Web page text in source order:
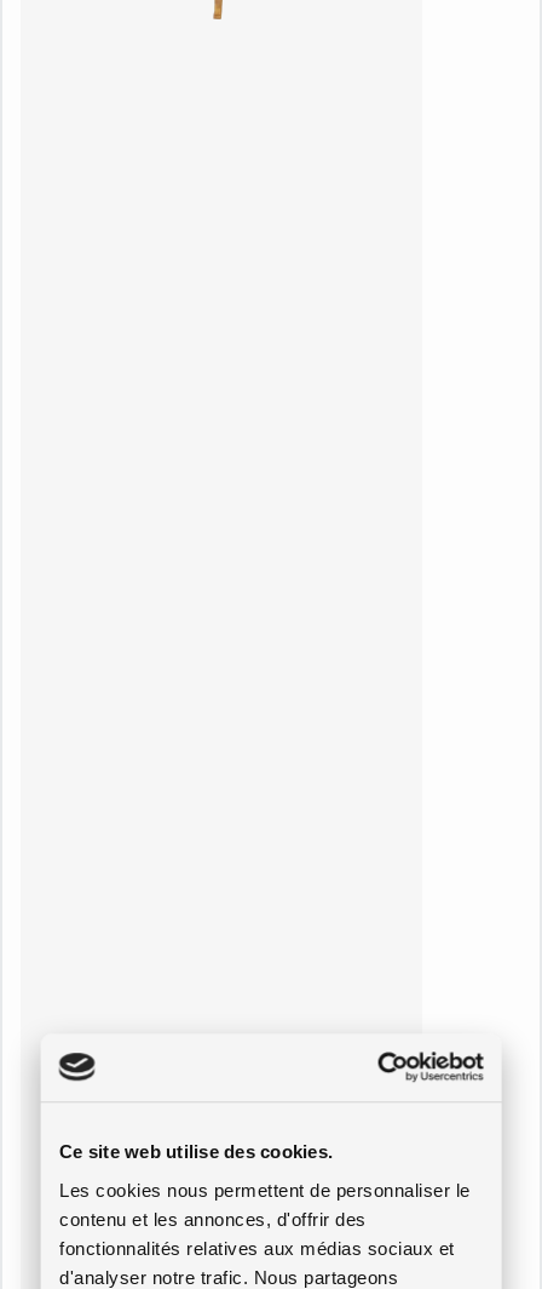
Ce site web utilise des cookies.
Les cookies nous permettent de personnaliser le
contenu et les annonces, d'offrir des
fonctionnalités relatives aux médias sociaux et
d'analyser notre trafic. Nous partageons